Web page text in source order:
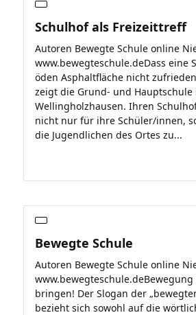
Schulhof als Freizeittreff
Autoren Bewegte Schule online
www.bewegteschule.deDass eine
öden Asphaltfläche nicht
zeigt die Grund- und Hauptschule
Wellingholzhausen. Ihren
nicht nur für ihre Schüler/innen,
die Jugendlichen des Ortes zu...
Bewegte Schule
Autoren Bewegte Schule online
bringen! Der Slogan der
bezieht sich sowohl auf die